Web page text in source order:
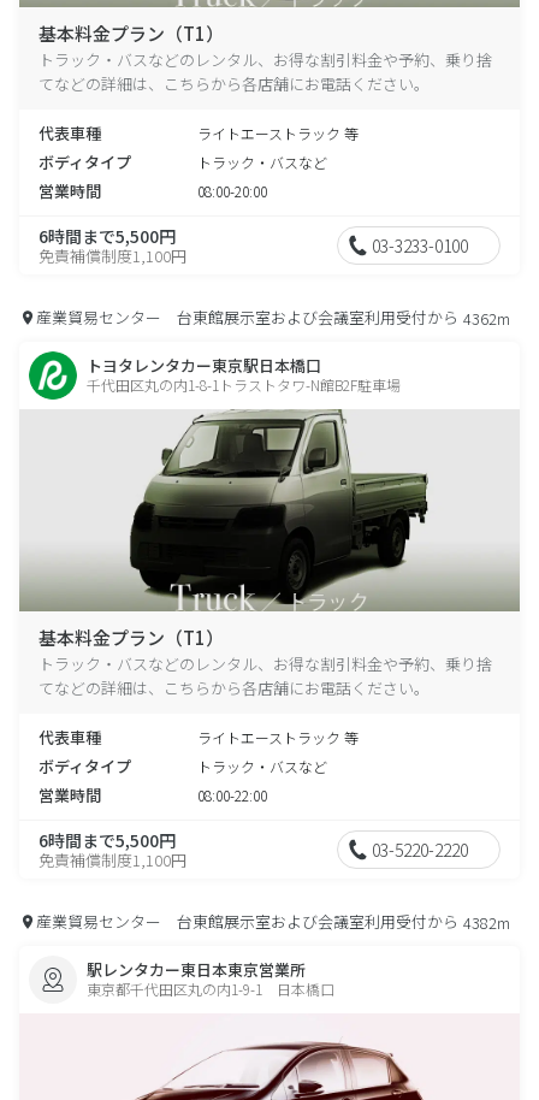
基本料金プラン（T1）
トラック・バスなどのレンタル、お得な割引料金や予約、乗り捨
てなどの詳細は、こちらから各店舗にお電話ください。
代表車種 ライトエーストラック 等
ボディタイプ トラック・バスなど
営業時間 08:00-20:00
6時間まで5,500円
免責補償制度1,100円 03-3233-0100
産業貿易センター 台東館展示室および会議室利用受付から 4362m
トヨタレンタカー東京駅日本橋口
千代田区丸の内1-8-1トラストタワ-N館B2F駐車場
基本料金プラン（T1）
トラック・バスなどのレンタル、お得な割引料金や予約、乗り捨
てなどの詳細は、こちらから各店舗にお電話ください。
代表車種 ライトエーストラック 等
ボディタイプ トラック・バスなど
営業時間 08:00-22:00
6時間まで5,500円
免責補償制度1,100円 03-5220-2220
産業貿易センター 台東館展示室および会議室利用受付から 4382m
駅レンタカー東日本東京営業所
東京都千代田区丸の内1-9-1 日本橋口